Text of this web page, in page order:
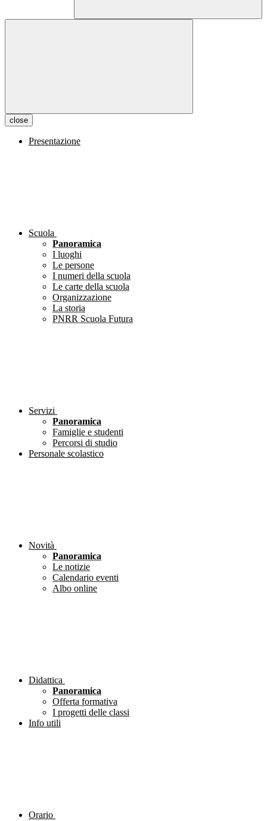
close
Presentazione
Scuola
Panoramica
I luoghi
Le persone
I numeri della scuola
Le carte della scuola
Organizzazione
La storia
PNRR Scuola Futura
Servizi
Panoramica
Famiglie e studenti
Percorsi di studio
Personale scolastico
Novità
Panoramica
Le notizie
Calendario eventi
Albo online
Didattica
Panoramica
Offerta formativa
I progetti delle classi
Info utili
Orario